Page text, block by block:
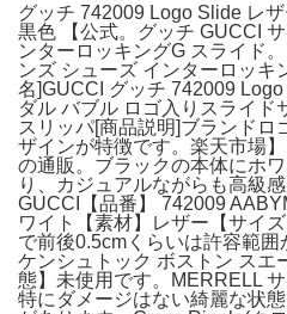
グッチ 742009 Logo Slide レ
黒色 【公式。グッチ GUCCI
ンターロッキングG スライド
ンズ シューズ インターロッキ
名]GUCCI グッチ 742009
ダル バブル ロゴ入りスライド
スリッパ[商品説明]ブランドロ
ザインが特徴です。楽天市場
の通販。ブラックの本体にホ
り、カジュアルながらも高級
GUCCI【品番】 742009
ワイト【素材】レザー【サイ
で前後0.5cmくらいは許容範
ケンシュトック ボストン スエ
態】未使用です。MERRELL
特にダメージはない綺麗な状